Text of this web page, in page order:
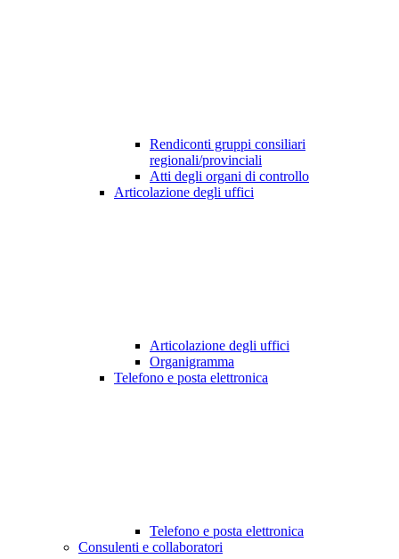
Rendiconti gruppi consiliari
regionali/provinciali
Atti degli organi di controllo
Articolazione degli uffici
Articolazione degli uffici
Organigramma
Telefono e posta elettronica
Telefono e posta elettronica
Consulenti e collaboratori